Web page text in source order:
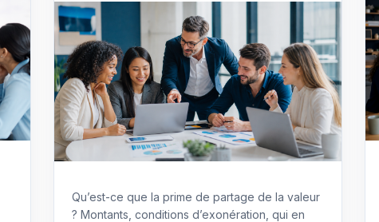
Qu’est-ce que la prime de partage de la valeur
? Montants, conditions d’exonération, qui en